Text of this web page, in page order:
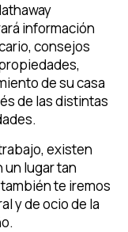
información
consejos
de su casa
de las distintas
existen
un lugar tan
te iremos
y de ocio de la